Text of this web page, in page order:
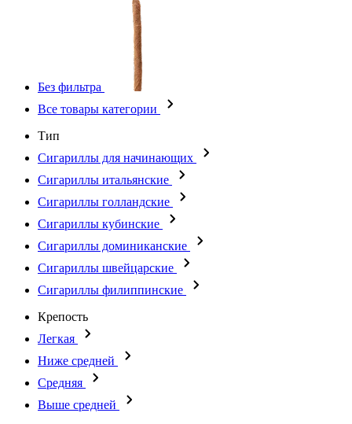
Без фильтра
Все товары категории
Тип
Сигариллы для начинающих
Сигариллы итальянские
Сигариллы голландские
Сигариллы кубинские
Сигариллы доминиканские
Сигариллы швейцарские
Сигариллы филиппинские
Крепость
Легкая
Ниже средней
Средняя
Выше средней